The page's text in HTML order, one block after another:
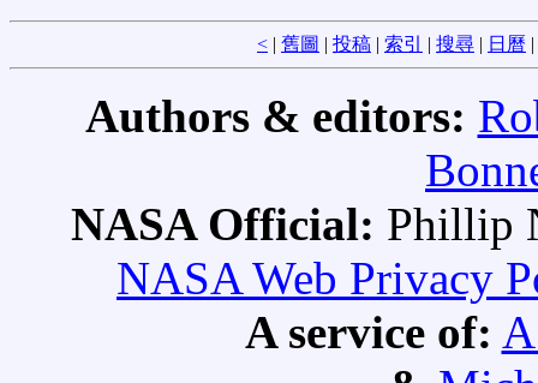
< | 舊圖 | 投稿 | 索引 | 搜尋 | 日曆 |
Authors & editors:
NASA Official: Phillip
NASA Web Privacy
A service of: